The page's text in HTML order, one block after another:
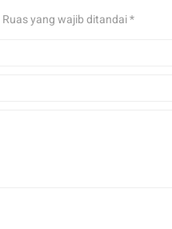
Ruas yang wajib ditandai*